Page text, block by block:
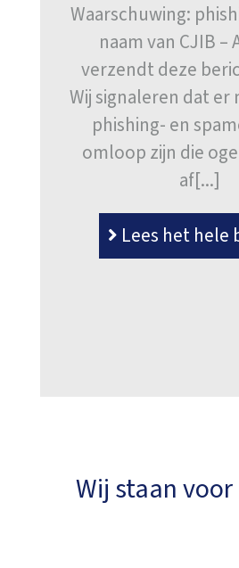
Waarschuwing:
naam van CJIB –
verzendt deze
Wij signaleren dat
phishing- en
omloop zijn die
af[...]
Lees het hele
Wij staan